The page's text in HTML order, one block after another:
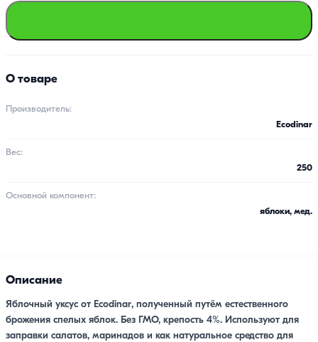
О товаре
Производитель:
Ecodinar
Вес:
250
Основной компонент:
яблоки, мед.
Описание
Яблочный уксус от Ecodinar, полученный путём естественного
брожения спелых яблок. Без ГМО, крепость 4%. Используют для
заправки салатов, маринадов и как натуральное средство для